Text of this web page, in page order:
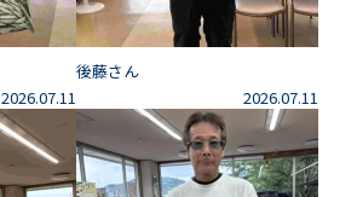
2026.07.11
後藤さん
2026.07.11